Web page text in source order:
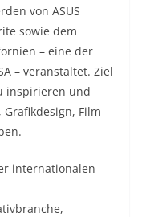
von ASUS
sowie dem
– eine der
– veranstaltet. Ziel
inspirieren und
Film
internationalen